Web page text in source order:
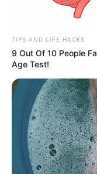
Este fenómeno,
",
vendiendo agua a
"Hay dos personas
tienen encargados
ponerle agua a
señores cobran de
colocar el agua a
habitante de la
popular de Santa
TIPS AND LIFE HACKS
9 Out Of 10 People
Age Test!